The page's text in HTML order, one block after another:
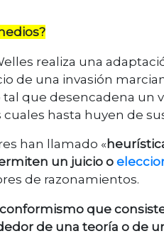
realiza una
de una invasión
que desencadena un
hasta huyen de
han llamado «
un juicio o
de razonamientos.
conformismo que
de una teoría o de